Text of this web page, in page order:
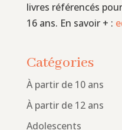
livres référencés
16 ans. En savoir + :
Catégories
À partir de 10 ans
À partir de 12 ans
Adolescents